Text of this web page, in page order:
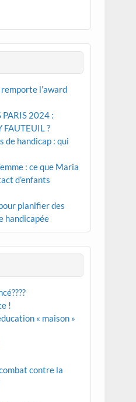
l’award
PARIS 2024 :
FAUTEUIL ?
de handicap : qui
: ce que Maria
d’enfants
planifier des
handicapée
!
« maison »
contre la